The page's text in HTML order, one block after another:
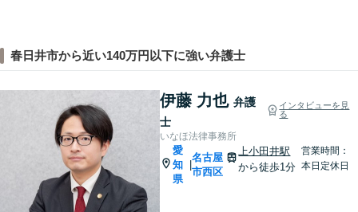
春日井市から近い140万円以下に強い弁護士
伊藤 力也 弁護
士
インタビューを見
る
いなほ法律事務所
愛
知
県
|
名古屋
市西区
上小田井駅
から徒歩1分
営業時間：
本日定休日